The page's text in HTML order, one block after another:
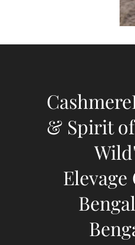
& Spirit
Elevage